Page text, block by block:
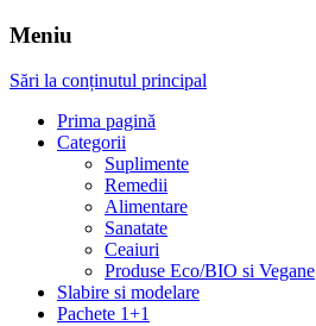
Meniu
Sări la conținutul principal
Prima pagină
Categorii
Suplimente
Remedii
Alimentare
Sanatate
Ceaiuri
Produse Eco/BIO si Vegane
Slabire si modelare
Pachete 1+1